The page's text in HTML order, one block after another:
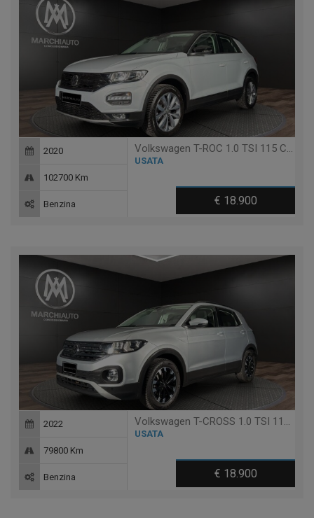
Volkswagen T-ROC 1.0 TSI 115 CV STYLE BLUEMOTION TECHNOLOGY
USATA
€ 18.900
2020
102700 Km
Benzina
Volkswagen T-CROSS 1.0 TSI 110 CV ADVANCED
USATA
€ 18.900
2022
79800 Km
Benzina